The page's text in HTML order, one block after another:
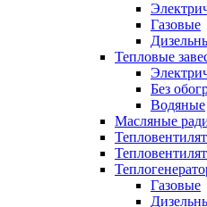
Газовые
Тепловые
Без
Водяные
Масляные
Газовые